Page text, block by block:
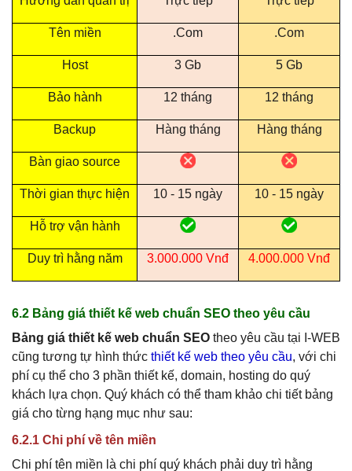
Tên miền .Com .Com
Host 3 Gb 5 Gb
Bảo hành 12 tháng 12 tháng
Backup Hàng tháng Hàng tháng
Bàn giao source
Thời gian thực hiện 10 - 15 ngày 10 - 15 ngày
Hỗ trợ vận hành
Duy trì hằng năm 3.000.000 Vnđ 4.000.000 Vnđ
6.2 Bảng giá thiết kế web chuẩn SEO theo yêu cầu
Bảng giá thiết kế web chuẩn SEO theo yêu cầu tại I-WEB
cũng tương tự hình thức thiết kế web theo yêu cầu, với chi
phí cụ thể cho 3 phần thiết kế, domain, hosting do quý
khách lựa chọn. Quý khách có thể tham khảo chi tiết bảng
giá cho từng hạng mục như sau:
6.2.1 Chi phí về tên miền
Chi phí tên miền là chi phí quý khách phải duy trì hằng